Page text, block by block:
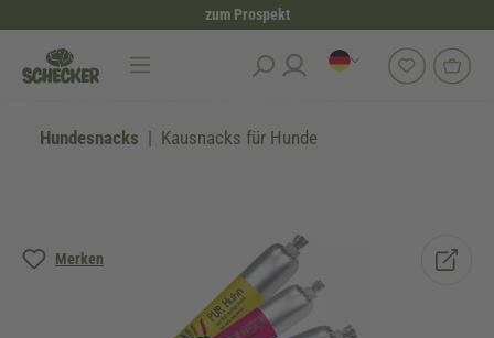
zum Prospekt
Hundesnacks Kausnacks für Hunde
Merken
Bildergalerie überspringen